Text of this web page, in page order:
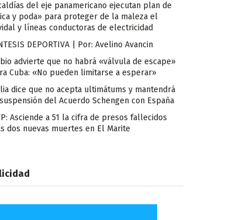
del eje panamericano ejecutan plan de
y poda» para proteger de la maleza el
y líneas conductoras de electricidad
DEPORTIVA | Por: Avelino Avancin
advierte que no habrá «válvula de escape»
Cuba: «No pueden limitarse a esperar»
dice que no acepta ultimátums y mantendrá
del Acuerdo Schengen con España
Asciende a 51 la cifra de presos fallecidos
dos nuevas muertes en El Marite